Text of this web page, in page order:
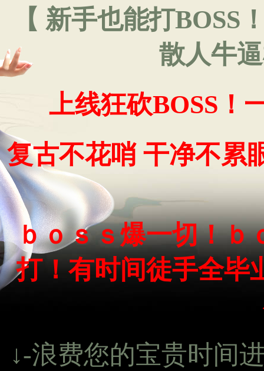
【 新手也能打BOSS
散人牛
上线狂砍BOSS！
复古不花哨 干净不累
ｂｏｓｓ爆一切！ｂ
打！有时间徒手全毕
↓-浪费您的宝贵时间